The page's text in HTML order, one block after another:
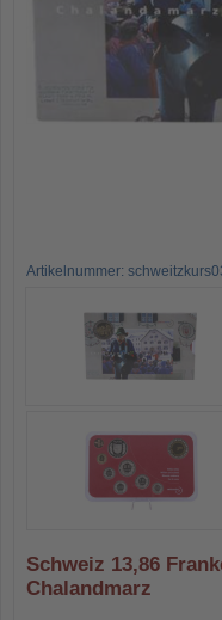
Artikelnummer:
Schweiz 13,86
Chalandmarz